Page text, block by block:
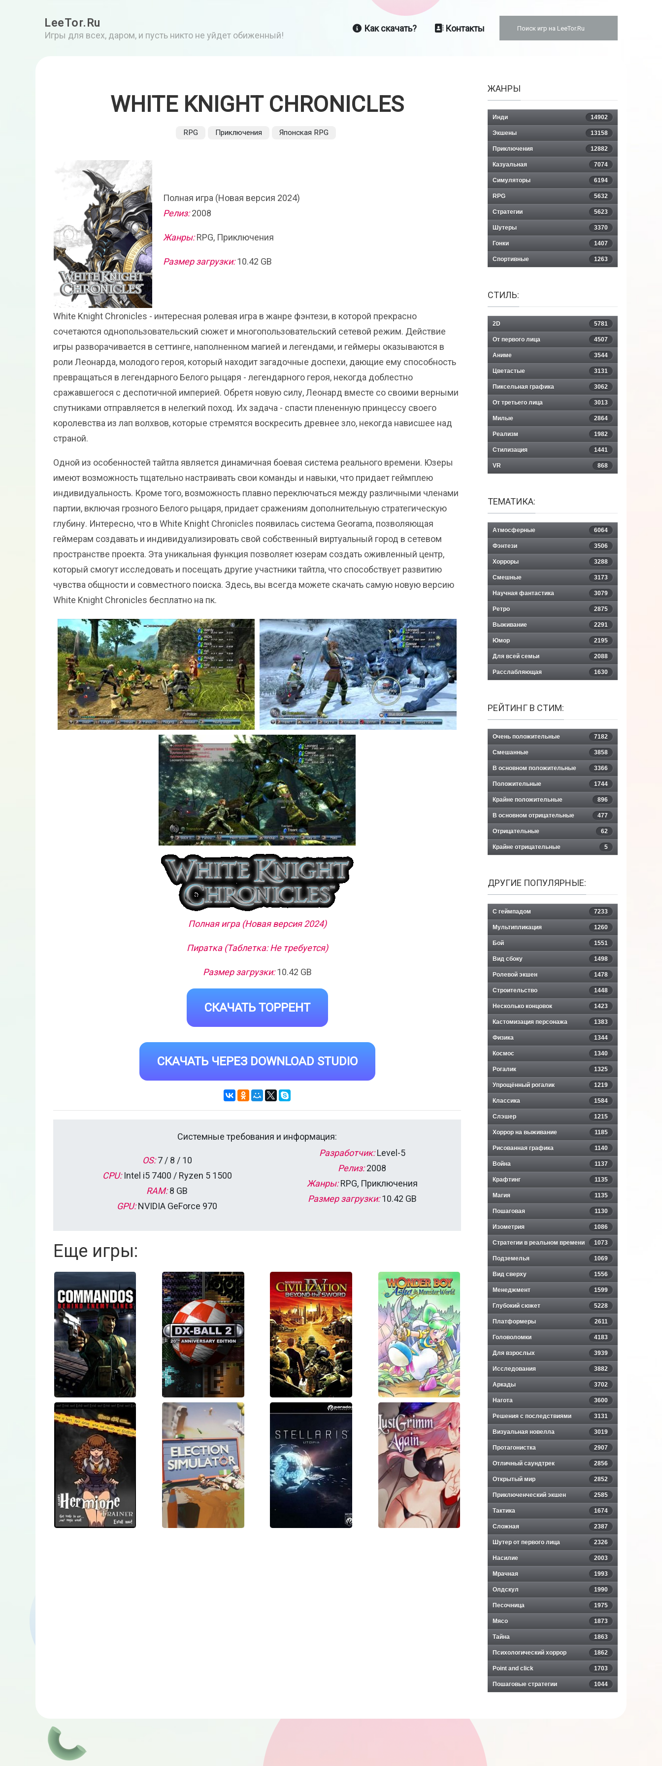
LeeTor.Ru
Игры для всех, даром, и пусть никто не уйдет обиженный!
Как скачать? Контакты
WHITE KNIGHT CHRONICLES
RPG Приключения Японская RPG
Полная игра (Новая версия 2024)
Релиз:2008
Жанры:RPG, Приключения
Размер загрузки:10.42 GB
White Knight Chronicles - интересная ролевая игра в жанре фэнтези, в которой прекрасно
сочетаются однопользовательский сюжет и многопользовательский сетевой режим. Действие
игры разворачивается в сеттинге, наполненном магией и легендами, и геймеры оказываются в
роли Леонарда, молодого героя, который находит загадочные доспехи, дающие ему способность
превращаться в легендарного Белого рыцаря - легендарного героя, некогда доблестно
сражавшегося с деспотичной империей. Обретя новую силу, Леонард вместе со своими верными
спутниками отправляется в нелегкий поход. Их задача - спасти плененную принцессу своего
королевства из лап волхвов, которые стремятся воскресить древнее зло, некогда нависшее над
страной.
Одной из особенностей тайтла является динамичная боевая система реального времени. Юзеры
имеют возможность тщательно настраивать свои команды и навыки, что придает геймплею
индивидуальность. Кроме того, возможность плавно переключаться между различными членами
партии, включая грозного Белого рыцаря, придает сражениям дополнительную стратегическую
глубину. Интересно, что в White Knight Chronicles появилась система Georama, позволяющая
геймерам создавать и индивидуализировать свой собственный виртуальный город в сетевом
пространстве проекта. Эта уникальная функция позволяет юзерам создать оживленный центр,
который смогут исследовать и посещать другие участники тайтла, что способствует развитию
чувства общности и совместного поиска. Здесь, вы всегда можете скачать самую новую версию
White Knight Chronicles бесплатно на пк.
Полная игра (Новая версия 2024)
Пиратка (Таблетка: Не требуется)
Размер загрузки:10.42 GB
СКАЧАТЬ ТОРРЕНТ
СКАЧАТЬ ЧЕРЕЗ DOWNLOAD STUDIO
Системные требования и информация:
OS:7 / 8 / 10
CPU:Intel i5 7400 / Ryzen 5 1500
RAM:8 GB
GPU:NVIDIA GeForce 970
Разработчик:Level-5
Релиз:2008
Жанры:RPG, Приключения
Размер загрузки:10.42 GB
Еще игры:
Commandos:
Behind
Enemy Lines
DX-Ball 2:
20th
Anniversary
Edition
Civilization 4:
Beyond the
Sword
Wonder Boy:
Asha in
Monster
World
ЖАНРЫ
Инди 14902
Экшены 13158
Приключения 12882
Казуальная 7074
Симуляторы 6194
RPG 5632
Стратегии 5623
Шутеры 3370
Гонки 1407
Спортивные 1263
СТИЛЬ:
2D 5781
От первого лица 4507
Аниме 3544
Цветастые 3131
Пиксельная графика 3062
От третьего лица 3013
Милые 2864
Реализм 1982
Стилизация 1441
VR 868
ТЕМАТИКА:
Атмосферные 6064
Фэнтези 3506
Хорроры 3288
Смешные 3173
Научная фантастика 3079
Ретро 2875
Выживание 2291
Юмор 2195
Для всей семьи 2088
Расслабляющая 1630
РЕЙТИНГ В СТИМ:
Очень положительные 7182
Смешанные 3858
В основном положительные 3366
Положительные 1744
Крайне положительные 896
В основном отрицательные 477
Отрицательные 62
Крайне отрицательные 5
ДРУГИЕ ПОПУЛЯРНЫЕ:
С геймпадом 7233
Мультипликация 1260
Бой 1551
Вид сбоку 1498
Ролевой экшен 1478
Строительство 1448
Несколько концовок 1423
Кастомизация персонажа 1383
Физика 1344
Космос 1340
Рогалик 1325
Упрощённый рогалик 1219
Классика 1584
Слэшер 1215
Хоррор на выживание 1185
Рисованная графика 1140
Война 1137
Крафтинг 1135
Магия 1135
Пошаговая 1130
Изометрия 1086
Стратегии в реальном времени 1073
Подземелья 1069
Вид сверху 1556
Менеджмент 1599
Глубокий сюжет 5228
Платформеры 2611
Головоломки 4183
Для взрослых 3939
Исследования 3882
Аркады 3702
Нагота 3600
Решения с последствиями 3131
Визуальная новелла 3019
Протагонистка 2907
Отличный саундтрек 2856
Открытый мир 2852
Приключенческий экшен 2585
Тактика 1674
Сложная 2387
Шутер от первого лица 2326
Насилие 2003
Мрачная 1993
Олдскул 1990
Песочница 1975
Мясо 1873
Тайна 1863
Психологический хоррор 1862
Point and click 1703
Пошаговые стратегии 1044